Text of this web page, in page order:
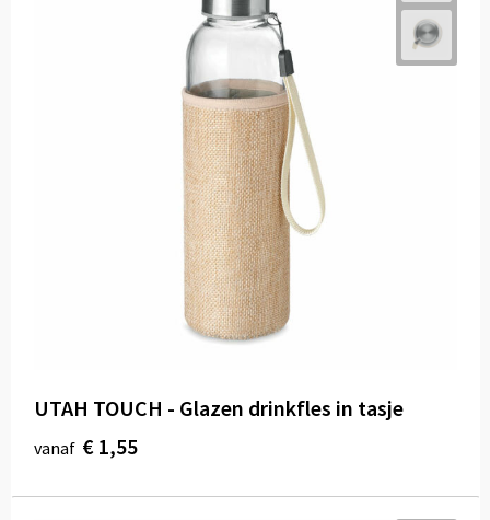
UTAH TOUCH - Glazen drinkfles in tasje
vanaf € 1,55